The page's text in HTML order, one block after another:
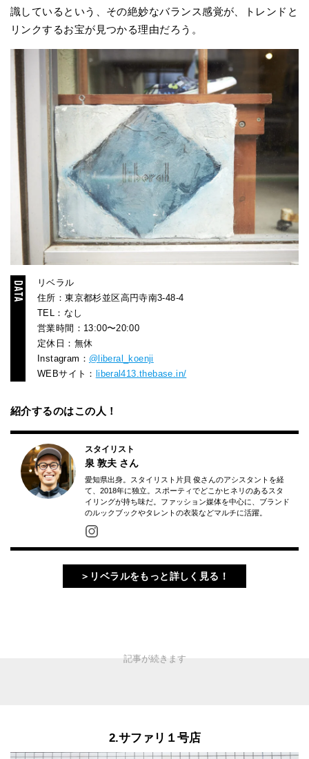
識しているという、その絶妙なバランス感覚が、トレンドと
リンクするお宝が見つかる理由だろう。
リベラル
住所：東京都杉並区高円寺南3-48-4
TEL：なし
営業時間：13:00〜20:00
定休日：無休
Instagram： @liberal_koenji
WEBサイト： liberal413.thebase.in/
紹介するのはこの人！
スタイリスト
泉 敦夫 さん
愛知県出身。スタイリスト片貝 俊さんのアシスタントを経
て、2018年に独立。スポーティでどこかヒネリのあるスタ
イリングが持ち味だ。ファッション媒体を中心に、ブランド
のルックブックやタレントの衣装などマルチに活躍。
＞リベラルをもっと詳しく見る！
2.サファリ１号店